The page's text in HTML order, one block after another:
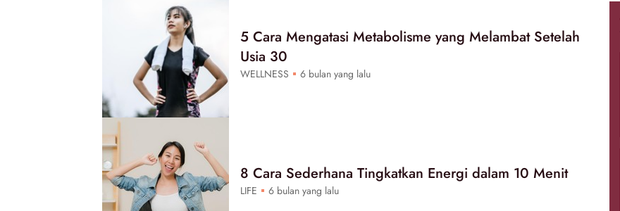
5 Cara Mengatasi Metabolisme yang Melambat Setelah
Usia 30
WELLNESS 6 bulan yang lalu
8 Cara Sederhana Tingkatkan Energi dalam 10 Menit
LIFE 6 bulan yang lalu